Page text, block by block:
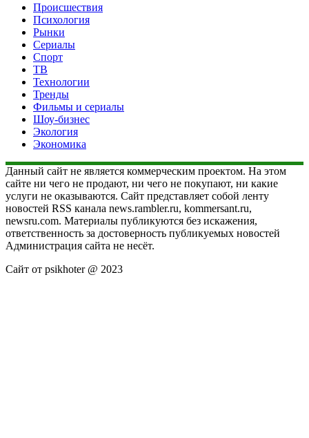
Происшествия
Психология
Рынки
Сериалы
Спорт
ТВ
Технологии
Тренды
Фильмы и сериалы
Шоу-бизнес
Экология
Экономика
Данный сайт не является коммерческим проектом. На этом
сайте ни чего не продают, ни чего не покупают, ни какие
услуги не оказываются. Сайт представляет собой ленту
новостей RSS канала news.rambler.ru, kommersant.ru,
newsru.com. Материалы публикуются без искажения,
ответственность за достоверность публикуемых новостей
Администрация сайта не несёт.
Сайт от psikhoter @ 2023